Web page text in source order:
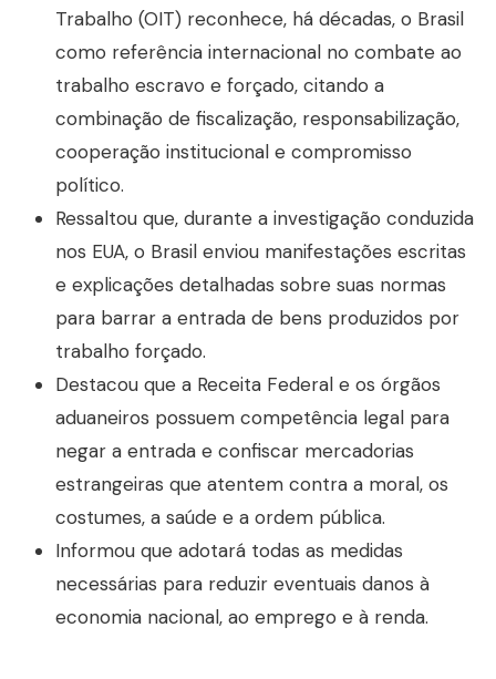
Trabalho (OIT) reconhece, há décadas, o Brasil
como referência internacional no combate ao
trabalho escravo e forçado, citando a
combinação de fiscalização, responsabilização,
cooperação institucional e compromisso
político.
Ressaltou que, durante a investigação conduzida
nos EUA, o Brasil enviou manifestações escritas
e explicações detalhadas sobre suas normas
para barrar a entrada de bens produzidos por
trabalho forçado.
Destacou que a Receita Federal e os órgãos
aduaneiros possuem competência legal para
negar a entrada e confiscar mercadorias
estrangeiras que atentem contra a moral, os
costumes, a saúde e a ordem pública.
Informou que adotará todas as medidas
necessárias para reduzir eventuais danos à
economia nacional, ao emprego e à renda.